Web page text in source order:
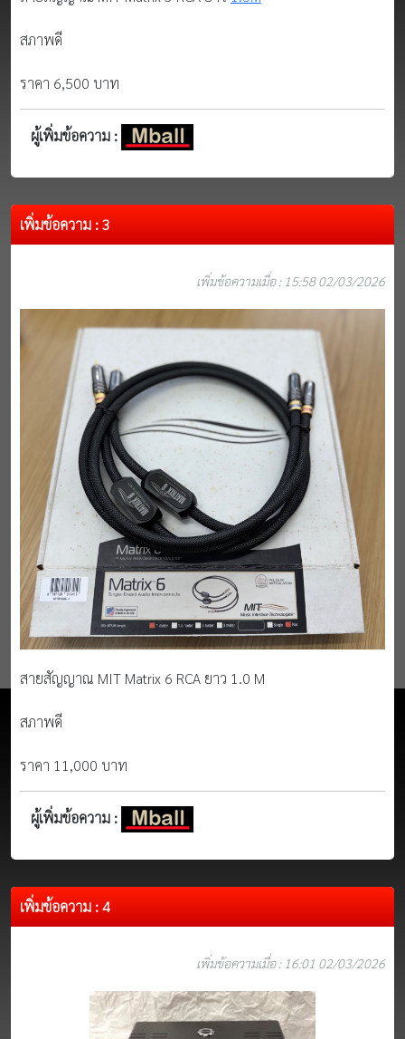
สภาพดี
ราคา 6,500 บาท
ผู้เพิ่มข้อความ :
เพิ่มข้อความ : 3
เพิ่มข้อความเมื่อ : 15:58 02/03/2026
สายสัญญาณ MIT Matrix 6 RCA ยาว 1.0 M
สภาพดี
ราคา 11,000 บาท
ผู้เพิ่มข้อความ :
เพิ่มข้อความ : 4
เพิ่มข้อความเมื่อ : 16:01 02/03/2026